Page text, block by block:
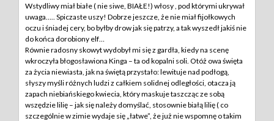
Wstydliwy miał białe ( nie siwe, BIAŁE!) włosy , pod którymi ukrywał
uwaga….. Spiczaste uszy! Dobrze jeszcze, że nie miał fijołkowych
oczu i śniadej cery, bo byłby drow jak się patrzy, a tak wyszedł jakiś nie
do końca dorobiony elf…
Równie radosny skowyt wydobył mi się z gardła, kiedy na scenę
wkroczyła błogosławiona Kinga – ta od kopalni soli. Otóż owa święta
za życia niewiasta, jak na świętą przystało: lewituje nad podłogą,
słyszy myśli różnych ludzi z całkiem solidnej odległości, otacza ją
zapach niebiańskiego kwiecia, który maskuje taszcząc ze sobą
wszędzie lilię – jak się należy domyślać, stosownie białą lilię ( co
szczególnie w zimie wydaje się „łatwe”, że już nie wspomnę o takim